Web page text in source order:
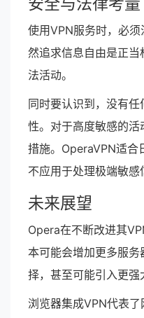
使用VPN服务时，必
然追求信息自由是正
法活动。
同时要认识到，没有
性。对于高度敏感的
措施。OperaVPN适合
不应用于处理极端敏感
未来展望
Opera在不断改进其
本可能会增加更多服
择，甚至可能引入更强
浏览器集成VPN代表